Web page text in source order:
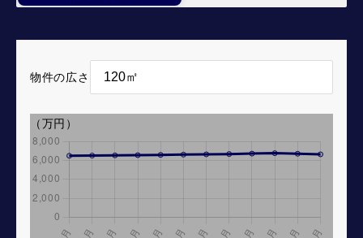
物件の広さ
（万円）